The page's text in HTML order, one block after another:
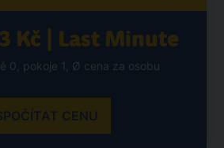
Kč | Last Minute
0, pokoje 1, Ø cena za osobu
CENU